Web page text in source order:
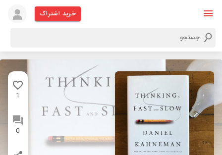
خرید اشتراک
1
0